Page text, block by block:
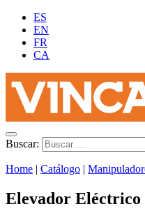
ES
EN
FR
CA
Buscar:
Home | Catálogo |
Elevador Eléctrico